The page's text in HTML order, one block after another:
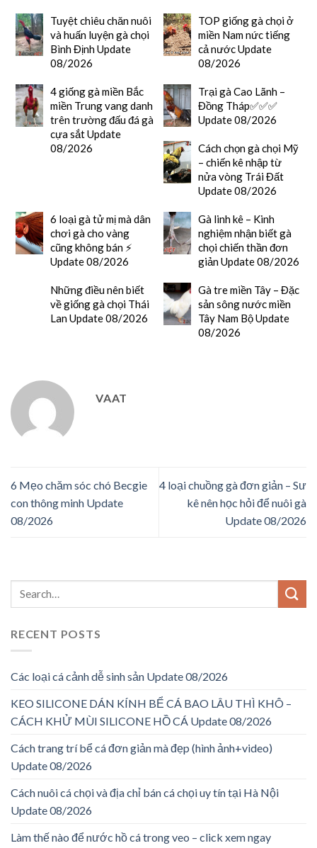
Tuyệt chiêu chăn nuôi
và huấn luyện gà chọi
Bình Định Update
08/2026
TOP giống gà chọi ở
miền Nam nức tiếng
cả nước Update
08/2026
4 giống gà miền Bắc
miền Trung vang danh
trên trường đấu đá gà
cựa sắt Update
08/2026
Trại gà Cao Lãnh –
Đồng Tháp✅✅✅
Update 08/2026
Cách chọn gà chọi Mỹ
– chiến kê nhập từ
nửa vòng Trái Đất
Update 08/2026
6 loại gà tử mị mà dân
chơi gà cho vàng
cũng không bán ⚡
Update 08/2026
Gà linh kê – Kinh
nghiệm nhận biết gà
chọi chiến thần đơn
giản Update 08/2026
Những điều nên biết
về giống gà chọi Thái
Lan Update 08/2026
Gà tre miền Tây – Đặc
sản sông nước miền
Tây Nam Bộ Update
08/2026
VAAT
6 Mẹo chăm sóc chó Becgie
con thông minh Update
08/2026
4 loại chuồng gà đơn giản – Sư
kê nên học hỏi để nuôi gà
Update 08/2026
RECENT POSTS
Các loại cá cảnh dễ sinh sản Update 08/2026
KEO SILICONE DÁN KÍNH BỂ CÁ BAO LÂU THÌ KHÔ –
CÁCH KHỬ MÙI SILICONE HỒ CÁ Update 08/2026
Cách trang trí bể cá đơn giản mà đẹp (hình ảnh+video)
Update 08/2026
Cách nuôi cá chọi và địa chỉ bán cá chọi uy tín tại Hà Nội
Update 08/2026
Làm thế nào để nước hồ cá trong veo – click xem ngay